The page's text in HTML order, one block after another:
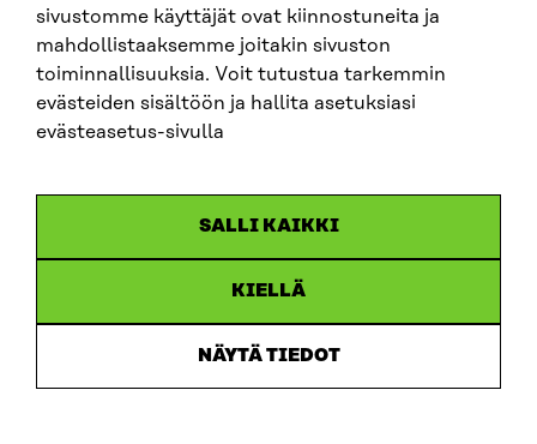
sivustomme käyttäjät ovat kiinnostuneita ja
mahdollistaaksemme joitakin sivuston
toiminnallisuuksia. Voit tutustua tarkemmin
evästeiden sisältöön ja hallita asetuksiasi
evästeasetus-sivulla
SALLI KAIKKI
KIELLÄ
NÄYTÄ TIEDOT
LinkedIn
Instagram
YouTube
Saavutettavuusseloste
Asiakirjajulkisuus